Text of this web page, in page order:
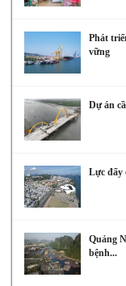
Phát
vững
Dự án
Lực đẩy
Quảng
bệnh...